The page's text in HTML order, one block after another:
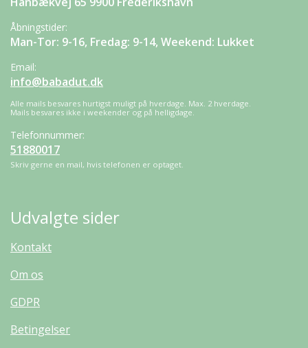
Åbningstider:
Man-Tor: 9-16, Fredag: 9-14, Weekend: Lukket
Email:
info@babadut.dk
Alle mails besvares hurtigst muligt på hverdage. Max. 2 hverdage.
Mails besvares ikke i weekender og på helligdage.
Telefonnummer:
51880017
Skriv gerne en mail, hvis telefonen er optaget.
Udvalgte sider
Kontakt
Om os
GDPR
Betingelser